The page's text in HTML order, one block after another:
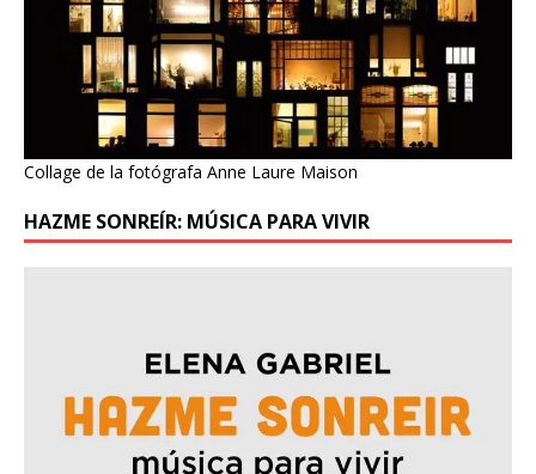
Collage de la fotógrafa Anne Laure Maison
HAZME SONREÍR: MÚSICA PARA VIVIR